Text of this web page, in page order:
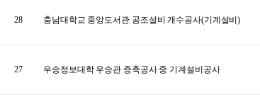
28 충남대학교 중앙도서관 공조설비 개수공사(기계설비)
27 우송정보대학 우송관 증축공사 중 기계설비공사